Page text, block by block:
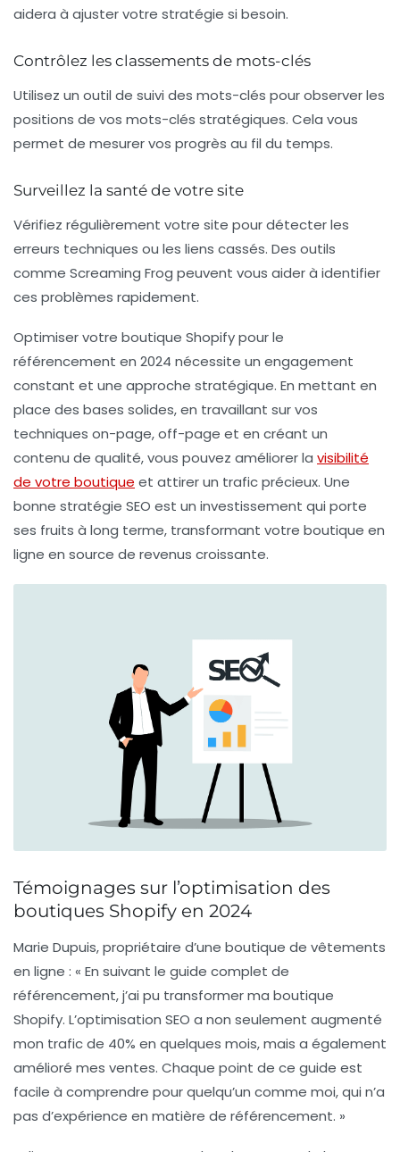
aidera à ajuster votre stratégie si besoin.
Contrôlez les classements de mots-clés
Utilisez un outil de suivi des mots-clés pour observer les
positions de vos mots-clés stratégiques. Cela vous
permet de mesurer vos progrès au fil du temps.
Surveillez la santé de votre site
Vérifiez régulièrement votre site pour détecter les
erreurs techniques ou les liens cassés. Des outils
comme Screaming Frog peuvent vous aider à identifier
ces problèmes rapidement.
Optimiser votre boutique Shopify pour le
référencement en 2024 nécessite un engagement
constant et une approche stratégique. En mettant en
place des bases solides, en travaillant sur vos
techniques on-page, off-page et en créant un
contenu de qualité, vous pouvez améliorer la visibilité
de votre boutique et attirer un trafic précieux. Une
bonne stratégie SEO est un investissement qui porte
ses fruits à long terme, transformant votre boutique en
ligne en source de revenus croissante.
Témoignages sur l’optimisation des
boutiques Shopify en 2024
Marie Dupuis, propriétaire d’une boutique de vêtements
en ligne : « En suivant le guide complet de
référencement, j’ai pu transformer ma boutique
Shopify. L’optimisation SEO a non seulement augmenté
mon trafic de 40% en quelques mois, mais a également
amélioré mes ventes. Chaque point de ce guide est
facile à comprendre pour quelqu’un comme moi, qui n’a
pas d’expérience en matière de référencement. »